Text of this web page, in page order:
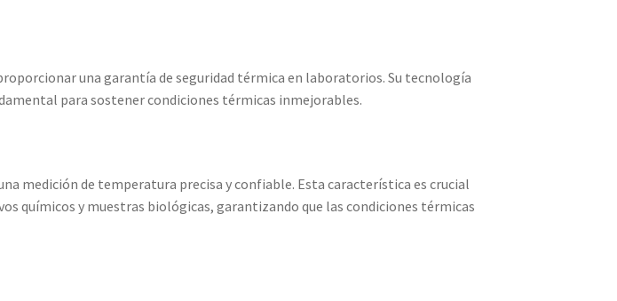
una garantía de seguridad térmica en laboratorios. Su tecnología
para sostener condiciones térmicas inmejorables.
medición de temperatura precisa y confiable. Esta característica es crucial
químicos y muestras biológicas, garantizando que las condiciones térmicas